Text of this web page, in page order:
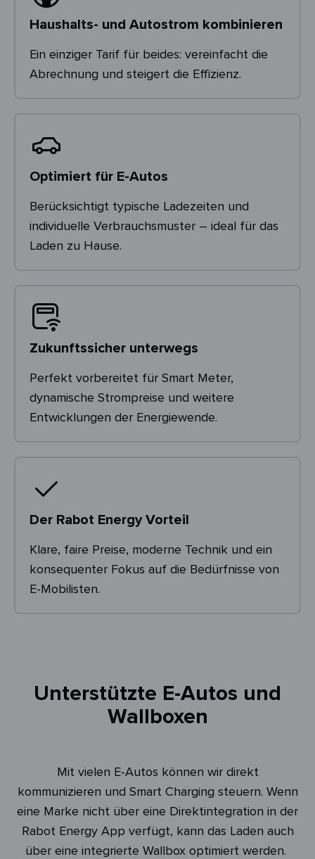
Haushalts- und Autostrom kombinieren
Ein einziger Tarif für beides: vereinfacht die
Abrechnung und steigert die Effizienz.
Optimiert für E-Autos
Berücksichtigt typische Ladezeiten und
individuelle Verbrauchsmuster – ideal für das
Laden zu Hause.
Zukunftssicher unterwegs
Perfekt vorbereitet für Smart Meter,
dynamische Strompreise und weitere
Entwicklungen der Energiewende.
Der Rabot Energy Vorteil
Klare, faire Preise, moderne Technik und ein
konsequenter Fokus auf die Bedürfnisse von
E-Mobilisten.
Unterstützte E-Autos und
Wallboxen
Mit vielen E-Autos können wir direkt
kommunizieren und Smart Charging steuern. Wenn
eine Marke nicht über eine Direktintegration in der
Rabot Energy App verfügt, kann das Laden auch
über eine integrierte Wallbox optimiert werden.